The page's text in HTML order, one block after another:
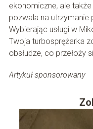
ekonomiczne, ale
pozwala na utrzymanie
Wybierając usługi w
Twoja turbosprężarka
obsłudze, co przełoży
Artykuł sponsorowany